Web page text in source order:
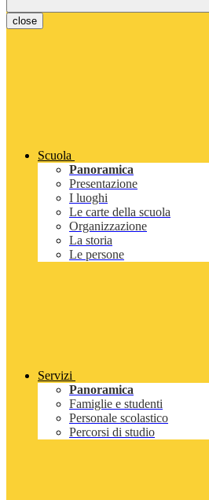
close
Scuola
Panoramica
Presentazione
I luoghi
Le carte della scuola
Organizzazione
La storia
Le persone
Servizi
Panoramica
Famiglie e studenti
Personale scolastico
Percorsi di studio